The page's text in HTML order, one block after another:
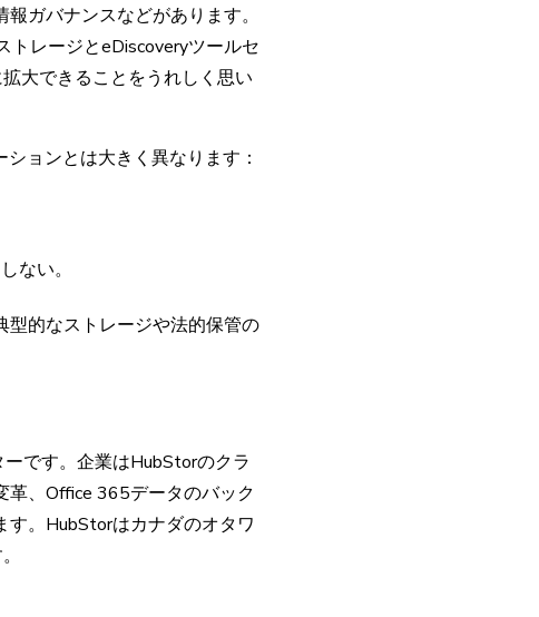
ガバナンスなどがあります。
トレージとeDiscoveryツールセ
大できることをうれしく思い
ョンとは大きく異なります：
ない。
的なストレージや法的保管の
です。企業はHubStorのクラ
革、Office 365データのバック
。HubStorはカナダのオタワ